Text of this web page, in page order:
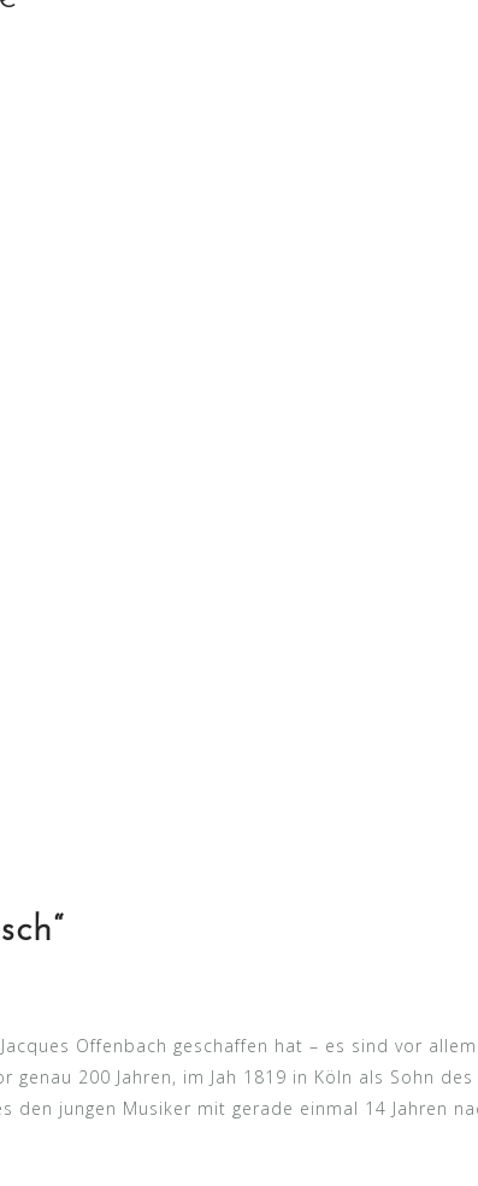
Offenbach geschaffen hat – es sind vor
200 Jahren, im Jah 1819 in Köln als Sohn des
jungen Musiker mit gerade einmal 14 Jahren